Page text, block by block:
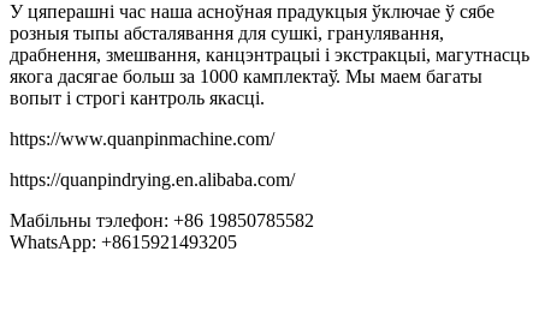
У цяперашні час наша асноўная прадукцыя ўключае ў сябе
розныя тыпы абсталявання для сушкі, гранулявання,
драбнення, змешвання, канцэнтрацыі і экстракцыі, магутнасць
якога дасягае больш за 1000 камплектаў. Мы маем багаты
вопыт і строгі кантроль якасці.
https://www.quanpinmachine.com/
https://quanpindrying.en.alibaba.com/
Мабільны тэлефон: +86 19850785582
WhatsApp: +8615921493205